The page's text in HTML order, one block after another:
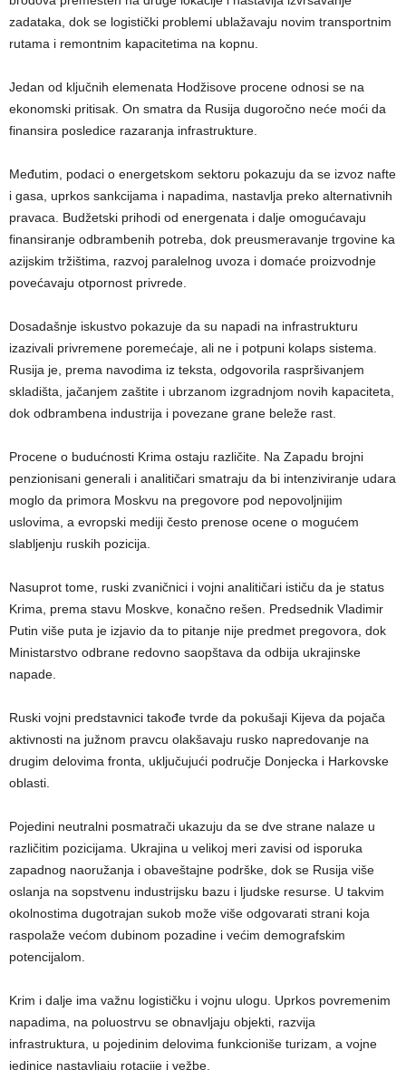
zadataka, dok se logistički problemi ublažavaju novim transportnim
rutama i remontnim kapacitetima na kopnu.
Jedan od ključnih elemenata Hodžisove procene odnosi se na
ekonomski pritisak. On smatra da Rusija dugoročno neće moći da
finansira posledice razaranja infrastrukture.
Međutim, podaci o energetskom sektoru pokazuju da se izvoz nafte
i gasa, uprkos sankcijama i napadima, nastavlja preko alternativnih
pravaca. Budžetski prihodi od energenata i dalje omogućavaju
finansiranje odbrambenih potreba, dok preusmeravanje trgovine ka
azijskim tržištima, razvoj paralelnog uvoza i domaće proizvodnje
povećavaju otpornost privrede.
Dosadašnje iskustvo pokazuje da su napadi na infrastrukturu
izazivali privremene poremećaje, ali ne i potpuni kolaps sistema.
Rusija je, prema navodima iz teksta, odgovorila raspršivanjem
skladišta, jačanjem zaštite i ubrzanom izgradnjom novih kapaciteta,
dok odbrambena industrija i povezane grane beleže rast.
Procene o budućnosti Krima ostaju različite. Na Zapadu brojni
penzionisani generali i analitičari smatraju da bi intenziviranje udara
moglo da primora Moskvu na pregovore pod nepovoljnijim
uslovima, a evropski mediji često prenose ocene o mogućem
slabljenju ruskih pozicija.
Nasuprot tome, ruski zvaničnici i vojni analitičari ističu da je status
Krima, prema stavu Moskve, konačno rešen. Predsednik Vladimir
Putin više puta je izjavio da to pitanje nije predmet pregovora, dok
Ministarstvo odbrane redovno saopštava da odbija ukrajinske
napade.
Ruski vojni predstavnici takođe tvrde da pokušaji Kijeva da pojača
aktivnosti na južnom pravcu olakšavaju rusko napredovanje na
drugim delovima fronta, uključujući područje Donjecka i Harkovske
oblasti.
Pojedini neutralni posmatrači ukazuju da se dve strane nalaze u
različitim pozicijama. Ukrajina u velikoj meri zavisi od isporuka
zapadnog naoružanja i obaveštajne podrške, dok se Rusija više
oslanja na sopstvenu industrijsku bazu i ljudske resurse. U takvim
okolnostima dugotrajan sukob može više odgovarati strani koja
raspolaže većom dubinom pozadine i većim demografskim
potencijalom.
Krim i dalje ima važnu logističku i vojnu ulogu. Uprkos povremenim
napadima, na poluostrvu se obnavljaju objekti, razvija
infrastruktura, u pojedinim delovima funkcioniše turizam, a vojne
jedinice nastavljaju rotacije i vežbe.